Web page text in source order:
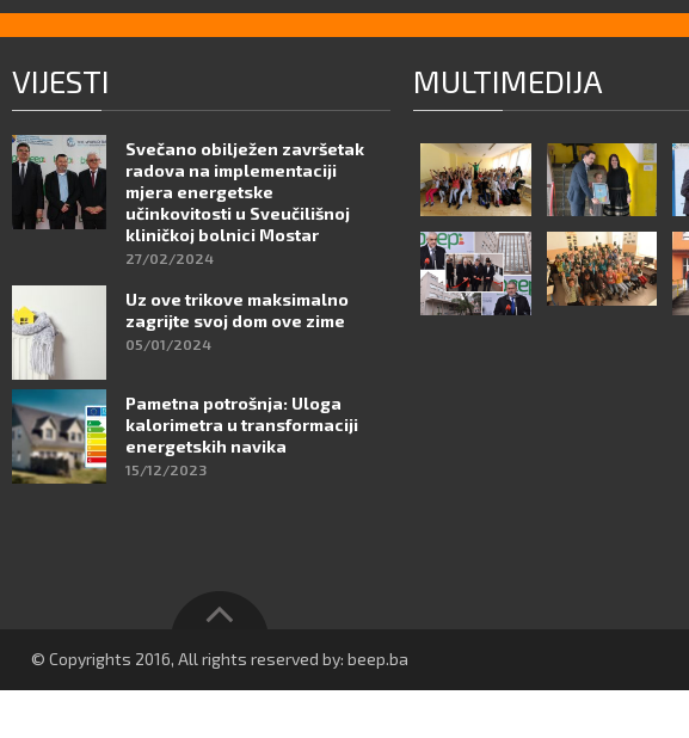
VIJESTI
Svečano obilježen završetak
radova na implementaciji
mjera energetske
učinkovitosti u Sveučilišnoj
kliničkoj bolnici Mostar
27/02/2024
Uz ove trikove maksimalno
zagrijte svoj dom ove zime
05/01/2024
Pametna potrošnja: Uloga
kalorimetra u transformaciji
energetskih navika
15/12/2023
MULTIMEDIJA
© Copyrights 2016, All rights reserved by: beep.ba